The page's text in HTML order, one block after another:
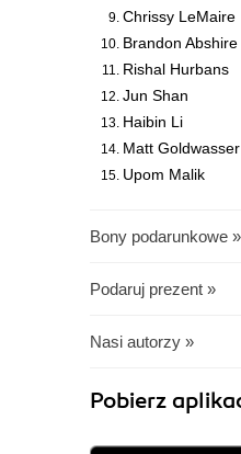
Chrissy LeMaire
Brandon Abshire
Rishal Hurbans
Jun Shan
Haibin Li
Matt Goldwasser
Upom Malik
Bony podarunkowe »
Podaruj prezent »
Nasi autorzy »
Pobierz